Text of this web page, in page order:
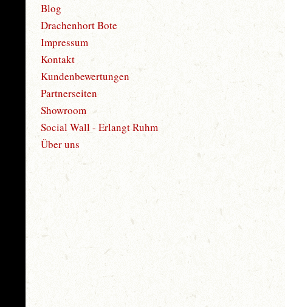
Blog
Drachenhort Bote
Impressum
Kontakt
Kundenbewertungen
Partnerseiten
Showroom
Social Wall - Erlangt Ruhm
Über uns